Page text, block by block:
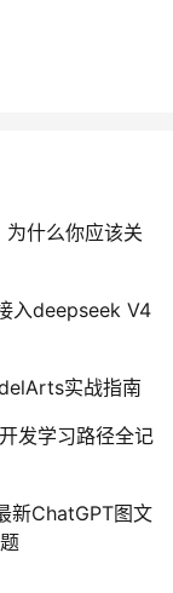
什么你应该关
入deepseek V4
实战指南
发学习路径全记
新ChatGPT图文